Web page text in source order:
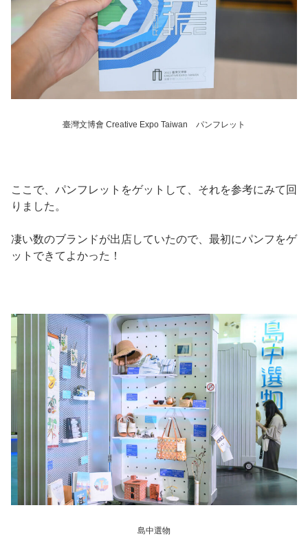
臺灣文博會 Creative Expo Taiwan パンフレット
ここで、パンフレットをゲットして、それを参考にみて回
りました。
凄い数のブランドが出店していたので、最初にパンフをゲ
ットできてよかった！
島中選物